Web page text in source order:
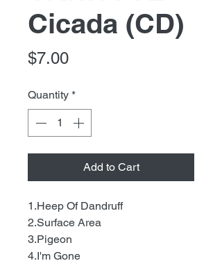
Cicada (CD)
$7.00Price
Quantity *
Add to Cart
1.Heep Of Dandruff
2.Surface Area
3.Pigeon
4.I'm Gone